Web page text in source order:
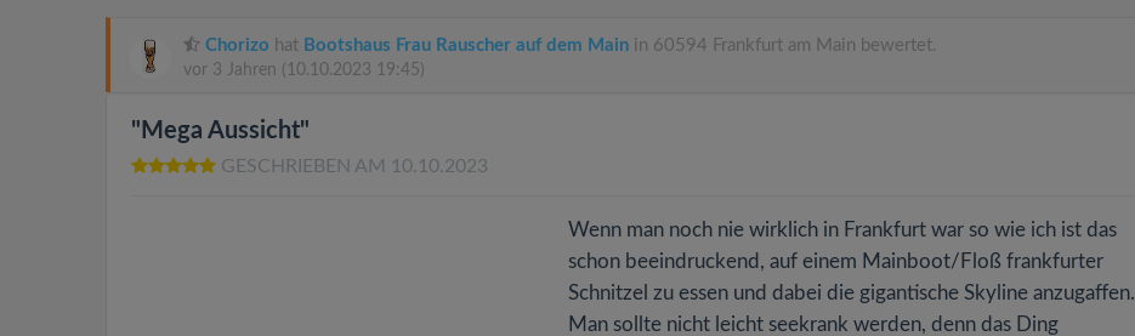
Chorizo hat Bootshaus Frau Rauscher auf dem Main in 60594 Frankfurt am Main bewertet.
vor 3 Jahren (10.10.2023 19:45)
"Mega Aussicht"
GESCHRIEBEN AM 10.10.2023
Wenn man noch nie wirklich in Frankfurt war so wie ich ist das
schon beeindruckend, auf einem Mainboot/Floß frankfurter
Schnitzel zu essen und dabei die gigantische Skyline anzugaffen.
Man sollte nicht leicht seekrank werden, denn das Ding